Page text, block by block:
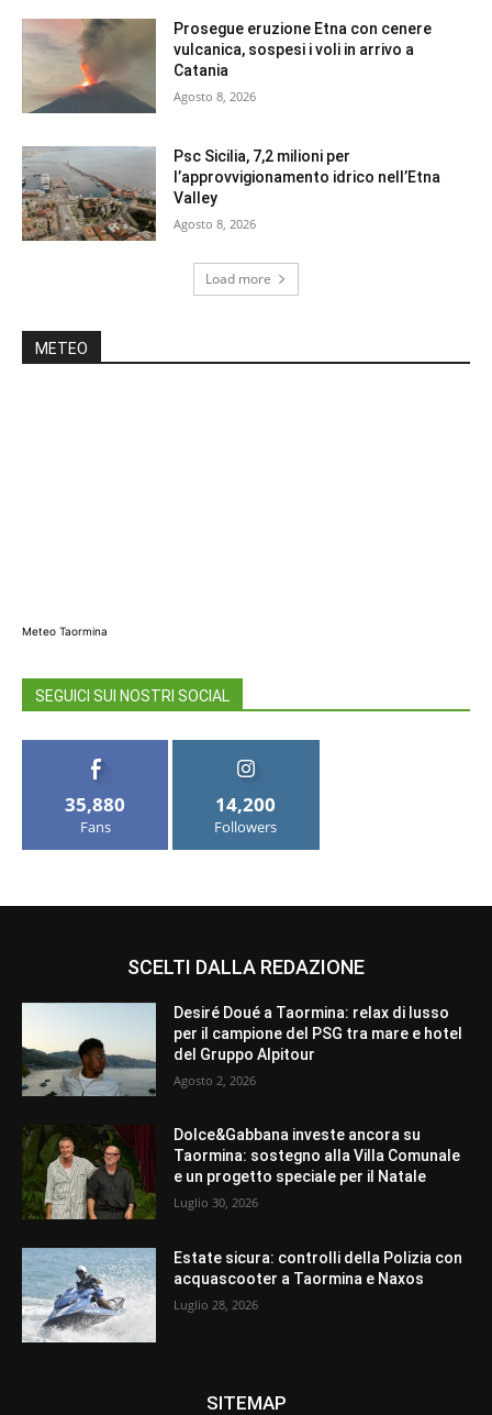
Prosegue eruzione Etna con cenere
vulcanica, sospesi i voli in arrivo a
Catania
Agosto 8, 2026
Psc Sicilia, 7,2 milioni per
l’approvvigionamento idrico nell’Etna
Valley
Agosto 8, 2026
Load more
METEO
Meteo Taormina
SEGUICI SUI NOSTRI SOCIAL
35,880
Fans
14,200
Followers
SCELTI DALLA REDAZIONE
Desiré Doué a Taormina: relax di lusso
per il campione del PSG tra mare e hotel
del Gruppo Alpitour
Agosto 2, 2026
Dolce&Gabbana investe ancora su
Taormina: sostegno alla Villa Comunale
e un progetto speciale per il Natale
Luglio 30, 2026
Estate sicura: controlli della Polizia con
acquascooter a Taormina e Naxos
Luglio 28, 2026
SITEMAP